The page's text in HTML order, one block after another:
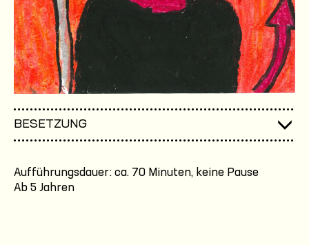
BESETZUNG
Aufführungsdauer: ca. 70 Minuten, keine Pause
Ab 5 Jahren